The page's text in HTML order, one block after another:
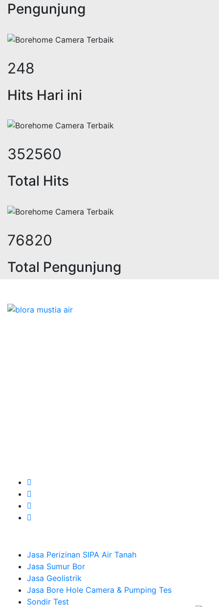
Pengunjung
306
Hits Hari ini
433592
Total Hits
94477
Total Pengunjung
Jasa Perizinan SIPA Air Tanah
Jasa Sumur Bor
Jasa Geolistrik
Jasa Bore Hole Camera & Pumping Tes
Sondir Test